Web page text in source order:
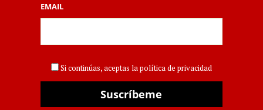
El turismo que suma, esta
es nuestra elección
EMAIL
Si continúas, aceptas la política de privacidad